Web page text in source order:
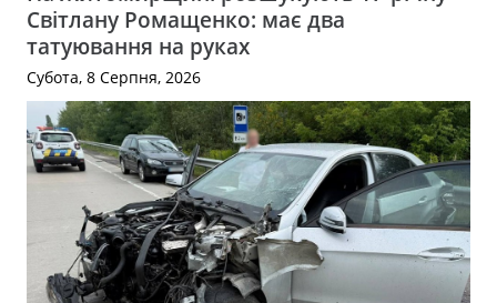
Світлану Ромащенко: має два
татуювання на руках
Субота, 8 Серпня, 2026